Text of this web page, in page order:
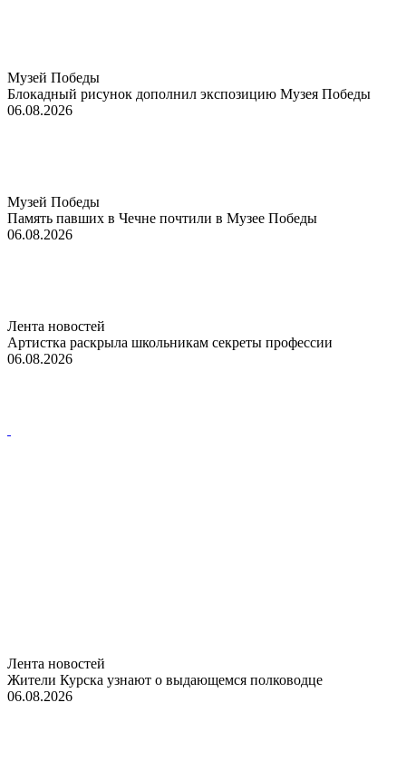
Музей Победы
Блокадный рисунок дополнил экспозицию Музея Победы
06.08.2026
Музей Победы
Память павших в Чечне почтили в Музее Победы
06.08.2026
Лента новостей
Артистка раскрыла школьникам секреты профессии
06.08.2026
Лента новостей
Жители Курска узнают о выдающемся полководце
06.08.2026